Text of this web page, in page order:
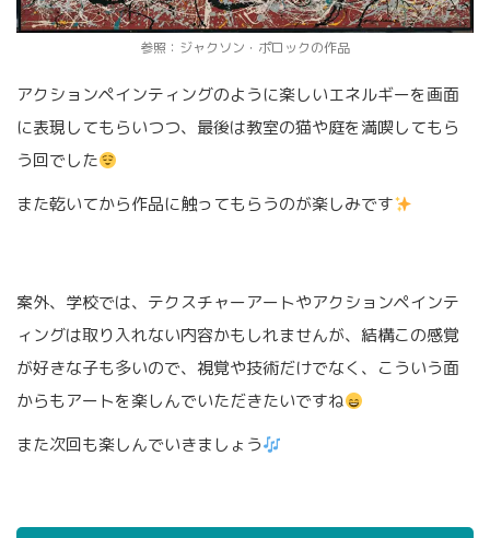
参照：ジャクソン・ポロックの作品
アクションペインティングのように楽しいエネルギーを画面
に表現してもらいつつ、最後は教室の猫や庭を満喫してもら
う回でした
また乾いてから作品に触ってもらうのが楽しみです
案外、学校では、テクスチャーアートやアクションペインテ
ィングは取り入れない内容かもしれませんが、結構この感覚
が好きな子も多いので、視覚や技術だけでなく、こういう面
からもアートを楽しんでいただきたいですね
また次回も楽しんでいきましょう